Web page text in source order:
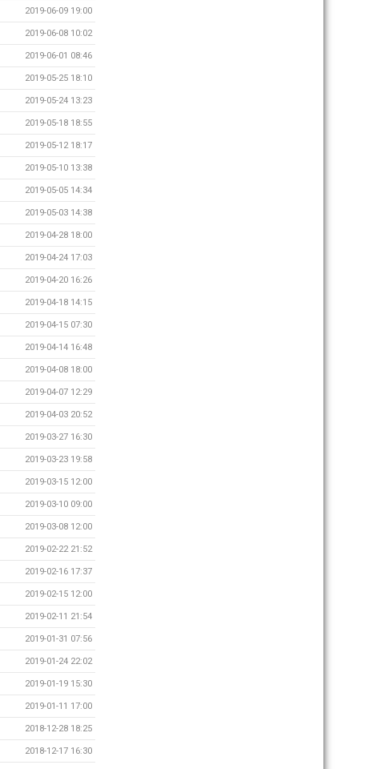
2019-06-09 19:00
2019-06-08 10:02
2019-06-01 08:46
2019-05-25 18:10
2019-05-24 13:23
2019-05-18 18:55
2019-05-12 18:17
2019-05-10 13:38
2019-05-05 14:34
2019-05-03 14:38
2019-04-28 18:00
2019-04-24 17:03
2019-04-20 16:26
2019-04-18 14:15
2019-04-15 07:30
2019-04-14 16:48
2019-04-08 18:00
2019-04-07 12:29
2019-04-03 20:52
2019-03-27 16:30
2019-03-23 19:58
2019-03-15 12:00
2019-03-10 09:00
2019-03-08 12:00
2019-02-22 21:52
2019-02-16 17:37
2019-02-15 12:00
2019-02-11 21:54
2019-01-31 07:56
2019-01-24 22:02
2019-01-19 15:30
2019-01-11 17:00
2018-12-28 18:25
2018-12-17 16:30